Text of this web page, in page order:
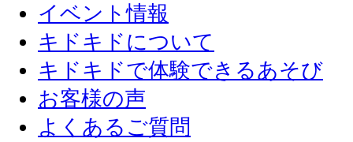
イベント情報
キドキドについて
キドキドで体験できるあそび
お客様の声
よくあるご質問